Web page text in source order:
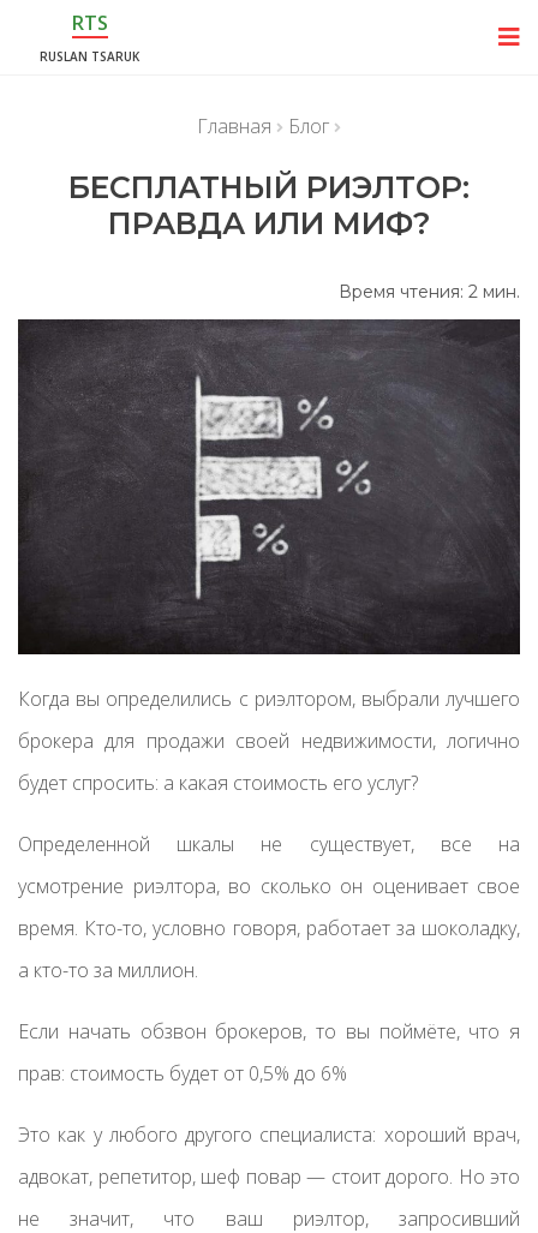
RTS
RUSLAN TSARUK
Главная Блог
БЕСПЛАТНЫЙ РИЭЛТОР:
ПРАВДА ИЛИ МИФ?
Время чтения: 2 мин.
Когда вы определились с риэлтором, выбрали лучшего
брокера для продажи своей недвижимости, логично
будет спросить: а какая стоимость его услуг?
Определенной шкалы не существует, все на
усмотрение риэлтора, во сколько он оценивает свое
время. Кто-то, условно говоря, работает за шоколадку,
а кто-то за миллион.
Если начать обзвон брокеров, то вы поймёте, что я
прав: стоимость будет от 0,5% до 6%
Это как у любого другого специалиста: хороший врач,
адвокат, репетитор, шеф повар — стоит дорого. Но это
не значит, что ваш риэлтор, запросивший